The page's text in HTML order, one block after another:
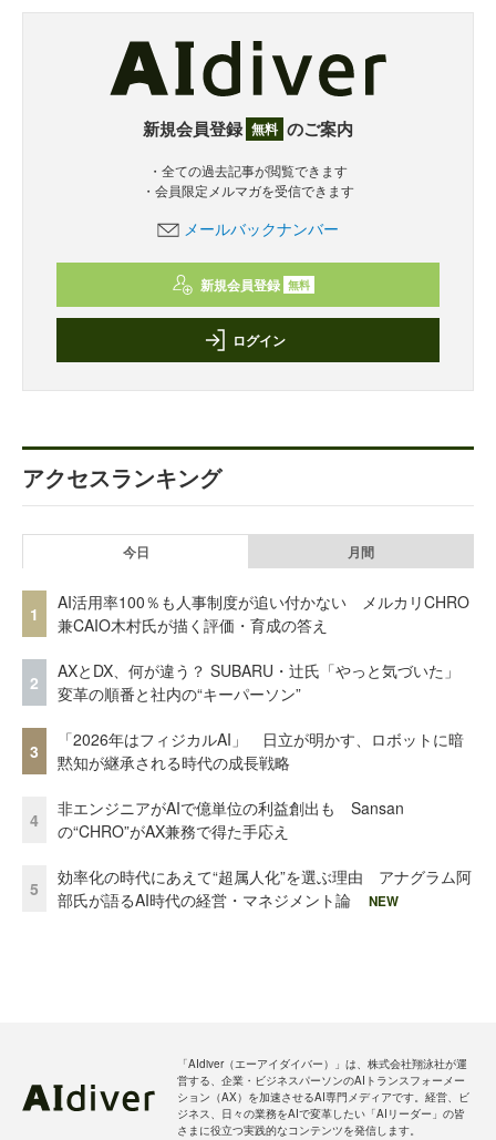
新規会員登録 無料 のご案内
・全ての過去記事が閲覧できます
・会員限定メルマガを受信できます
メールバックナンバー
新規会員登録 無料
ログイン
アクセスランキング
今日 月間
1
AI活用率100％も人事制度が追い付かない メルカリCHRO
兼CAIO木村氏が描く評価・育成の答え
2
AXとDX、何が違う？ SUBARU・辻氏「やっと気づいた」
変革の順番と社内の“キーパーソン”
3
「2026年はフィジカルAI」 日立が明かす、ロボットに暗
黙知が継承される時代の成長戦略
4
非エンジニアがAIで億単位の利益創出も Sansan
の“CHRO”がAX兼務で得た手応え
5
効率化の時代にあえて“超属人化”を選ぶ理由 アナグラム阿
部氏が語るAI時代の経営・マネジメント論
NEW
「AIdiver（エーアイダイバー）」は、株式会社翔泳社が運
営する、企業・ビジネスパーソンのAIトランスフォーメー
ション（AX）を加速させるAI専門メディアです。経営、ビ
ジネス、日々の業務をAIで変革したい「AIリーダー」の皆
さまに役立つ実践的なコンテンツを発信します。